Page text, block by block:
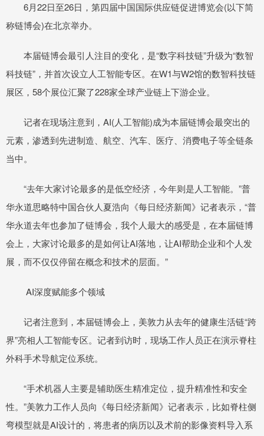
6月22日至26日，第四届中国国际供应链促进博览会(以下简
称链博会)在北京举办。
本届链博会最引人注目的变化，是“数字科技链”升级为“数智
科技链”，并首次设立人工智能专区。在W1与W2馆的数智科技链
展区，58个展位汇聚了228家全球产业链上下游企业。
记者在现场注意到，AI(人工智能)成为本届链博会最突出的
元素，渗透到先进制造、航空、汽车、医疗、消费电子等全链条
当中。
“去年大家讨论最多的是低空经济，今年则是人工智能。”普
华永道思略特中国合伙人夏浩向《每日经济新闻》记者表示，“普
华永道去年也参加了链博会，我个人最大的感受是，在本届链博
会上，大家讨论最多的是如何让AI落地，让AI帮助企业和个人发
展，而不仅仅停留在概念和技术的层面。”
AI深度赋能多个领域
记者注意到，本届链博会上，美敦力从去年的健康生活链“跨
界”亮相人工智能专区。记者到访时，现场工作人员正在演示脊柱
外科手术导航定位系统。
“手术机器人主要是辅助医生精准定位，提升精准性和安全
性。”美敦力工作人员向《每日经济新闻》记者表示，比如脊柱侧
弯模型就是AI设计的，将患者的病历以及术前的影像资料导入系